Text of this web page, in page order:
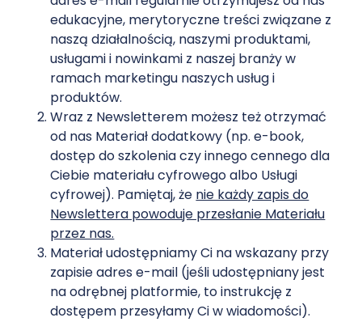
edukacyjne, merytoryczne treści związane z
naszą działalnością, naszymi produktami,
usługami i nowinkami z naszej branży w
ramach marketingu naszych usług i
produktów.
Wraz z Newsletterem możesz też otrzymać
od nas Materiał dodatkowy (np. e-book,
dostęp do szkolenia czy innego cennego dla
Ciebie materiału cyfrowego albo Usługi
cyfrowej). Pamiętaj, że nie każdy zapis do
Newslettera powoduje przesłanie Materiału
przez nas.
Materiał udostępniamy Ci na wskazany przy
zapisie adres e-mail (jeśli udostępniany jest
na odrębnej platformie, to instrukcję z
dostępem przesyłamy Ci w wiadomości).